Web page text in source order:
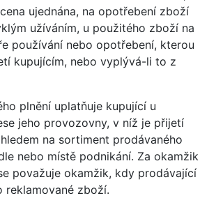
ujednána, na opotřebení zboží
užíváním, u použitého zboží na
používání nebo opotřebení, kterou
kupujícím, nebo vyplývá-li to z
plnění uplatňuje kupující u
jeho provozovny, v níž je přijetí
na sortiment prodávaného
nebo místě podnikání. Za okamžik
považuje okamžik, kdy prodávající
zboží.